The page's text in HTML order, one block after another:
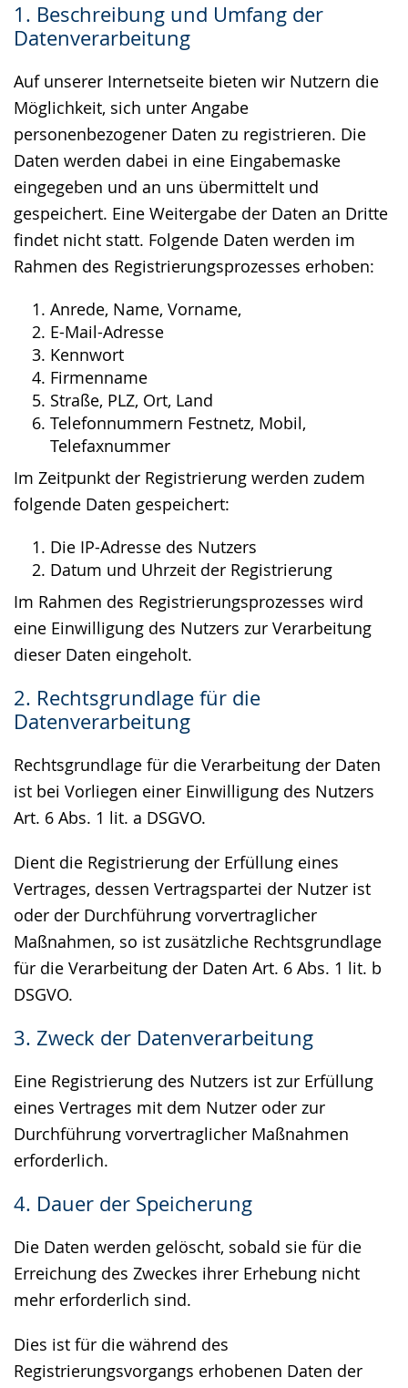
1. Beschreibung und Umfang der
Datenverarbeitung
Auf unserer Internetseite bieten wir Nutzern die
Möglichkeit, sich unter Angabe
personenbezogener Daten zu registrieren. Die
Daten werden dabei in eine Eingabemaske
eingegeben und an uns übermittelt und
gespeichert. Eine Weitergabe der Daten an Dritte
findet nicht statt. Folgende Daten werden im
Rahmen des Registrierungsprozesses erhoben:
Anrede, Name, Vorname,
E-Mail-Adresse
Kennwort
Firmenname
Straße, PLZ, Ort, Land
Telefonnummern Festnetz, Mobil,
Telefaxnummer
Im Zeitpunkt der Registrierung werden zudem
folgende Daten gespeichert:
Die IP-Adresse des Nutzers
Datum und Uhrzeit der Registrierung
Im Rahmen des Registrierungsprozesses wird
eine Einwilligung des Nutzers zur Verarbeitung
dieser Daten eingeholt.
2. Rechtsgrundlage für die
Datenverarbeitung
Rechtsgrundlage für die Verarbeitung der Daten
ist bei Vorliegen einer Einwilligung des Nutzers
Art. 6 Abs. 1 lit. a DSGVO.
Dient die Registrierung der Erfüllung eines
Vertrages, dessen Vertragspartei der Nutzer ist
oder der Durchführung vorvertraglicher
Maßnahmen, so ist zusätzliche Rechtsgrundlage
für die Verarbeitung der Daten Art. 6 Abs. 1 lit. b
DSGVO.
3. Zweck der Datenverarbeitung
Eine Registrierung des Nutzers ist zur Erfüllung
eines Vertrages mit dem Nutzer oder zur
Durchführung vorvertraglicher Maßnahmen
erforderlich.
4. Dauer der Speicherung
Die Daten werden gelöscht, sobald sie für die
Erreichung des Zweckes ihrer Erhebung nicht
mehr erforderlich sind.
Dies ist für die während des
Registrierungsvorgangs erhobenen Daten der
wechseln.
Deutscher
wird
angezeigt.